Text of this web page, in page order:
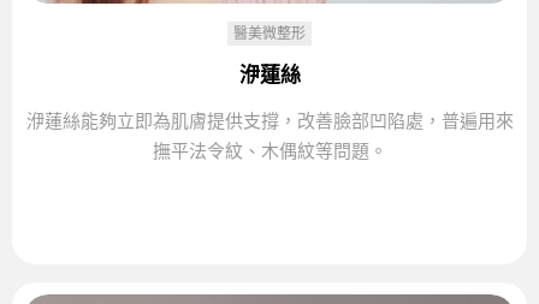
醫美微整形
洢蓮絲
洢蓮絲能夠立即為肌膚提供支撐，改善臉部凹陷處，普遍用來
撫平法令紋、木偶紋等問題。